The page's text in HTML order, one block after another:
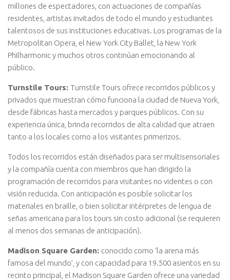
millones de espectadores, con actuaciones de compañías
residentes, artistas invitados de todo el mundo y estudiantes
talentosos de sus instituciones educativas. Los programas de la
Metropolitan Opera, el New York City Ballet, la New York
Philharmonic y muchos otros continúan emocionando al
público.
Turnstile Tours: Turnstile Tours ofrece recorridos públicos y
privados que muestran cómo funciona la ciudad de Nueva York,
desde fábricas hasta mercados y parques públicos. Con su
experiencia única, brinda recorridos de alta calidad que atraen
tanto a los locales como a los visitantes primerizos.
Todos los recorridos están diseñados para ser multisensoriales
y la compañía cuenta con miembros que han dirigido la
programación de recorridos para visitantes no videntes o con
visión reducida. Con anticipación es posible solicitar los
materiales en braille, o bien solicitar intérpretes de lengua de
señas americana para los tours sin costo adicional (se requieren
al menos dos semanas de anticipación).
Madison Square Garden: conocido como ‘la arena más
famosa del mundo’, y con capacidad para 19.500 asientos en su
recinto principal, el Madison Square Garden ofrece una variedad